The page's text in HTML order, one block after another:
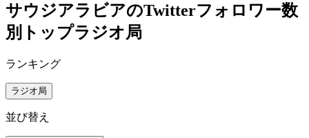
サウジアラビアのTwitterフォロワー数
別トップラジオ局
ランキング
ラジオ局
並び替え